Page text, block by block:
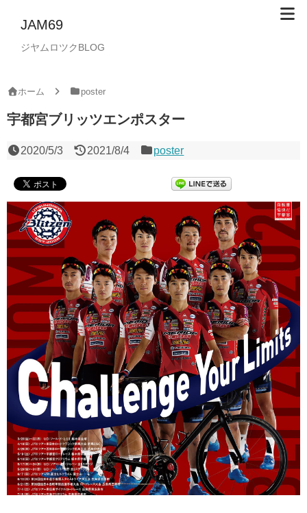
JAM69
ジヤムロツクBLOG
ホーム poster
宇都宮ブリッツエンポスター
2020/5/3 2021/8/4 poster